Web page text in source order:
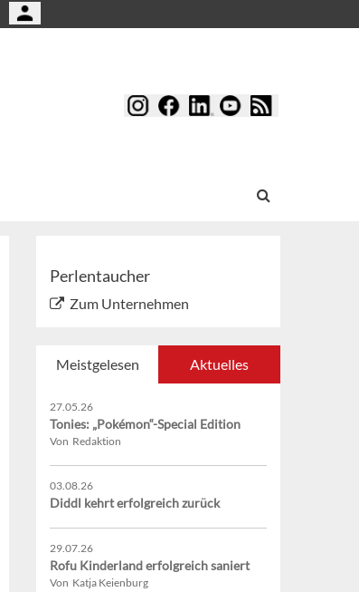
Perlentaucher
Zum Unternehmen
Meistgelesen Aktuelles
27.05.26
Tonies: „Pokémon“-Special Edition
Von Redaktion
03.08.26
Diddl kehrt erfolgreich zurück
29.07.26
Rofu Kinderland erfolgreich saniert
Von Katja Keienburg